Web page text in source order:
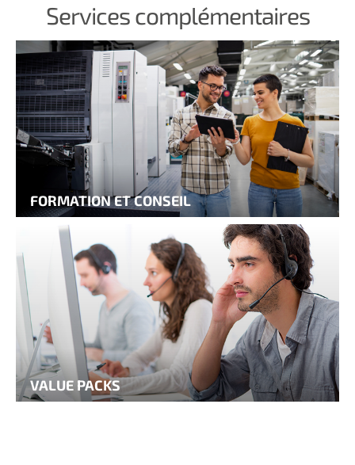
Services complémentaires
FORMATION ET CONSEIL
VALUE PACKS